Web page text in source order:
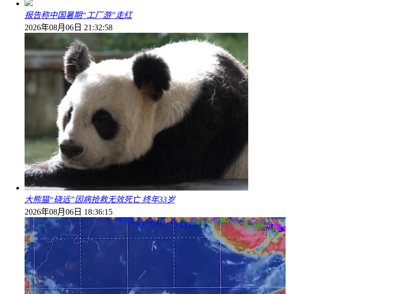
报告称中国暑期“工厂游”走红
2026年08月06日 21:32:58
大熊猫“硗远”因病抢救无效死亡 终年33岁
2026年08月06日 18:36:15